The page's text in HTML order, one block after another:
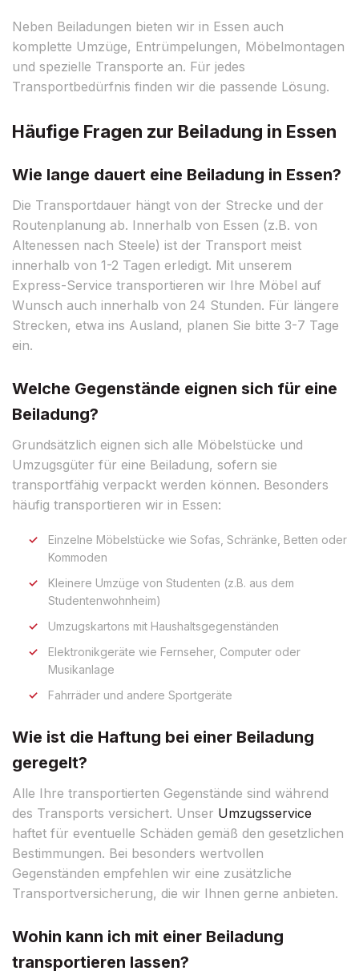
Neben Beiladungen bieten wir in Essen auch
komplette Umzüge, Entrümpelungen, Möbelmontagen
und spezielle Transporte an. Für jedes
Transportbedürfnis finden wir die passende Lösung.
Häufige Fragen zur Beiladung in Essen
Wie lange dauert eine Beiladung in Essen?
Die Transportdauer hängt von der Strecke und der
Routenplanung ab. Innerhalb von Essen (z.B. von
Altenessen nach Steele) ist der Transport meist
innerhalb von 1-2 Tagen erledigt. Mit unserem
Express-Service transportieren wir Ihre Möbel auf
Wunsch auch innerhalb von 24 Stunden. Für längere
Strecken, etwa ins Ausland, planen Sie bitte 3-7 Tage
ein.
Welche Gegenstände eignen sich für eine
Beiladung?
Grundsätzlich eignen sich alle Möbelstücke und
Umzugsgüter für eine Beiladung, sofern sie
transportfähig verpackt werden können. Besonders
häufig transportieren wir in Essen:
Einzelne Möbelstücke wie Sofas, Schränke, Betten oder
Kommoden
Kleinere Umzüge von Studenten (z.B. aus dem
Studentenwohnheim)
Umzugskartons mit Haushaltsgegenständen
Elektronikgeräte wie Fernseher, Computer oder
Musikanlage
Fahrräder und andere Sportgeräte
Wie ist die Haftung bei einer Beiladung
geregelt?
Alle Ihre transportierten Gegenstände sind während
des Transports versichert. Unser Umzugsservice
haftet für eventuelle Schäden gemäß den gesetzlichen
Bestimmungen. Bei besonders wertvollen
Gegenständen empfehlen wir eine zusätzliche
Transportversicherung, die wir Ihnen gerne anbieten.
Wohin kann ich mit einer Beiladung
transportieren lassen?